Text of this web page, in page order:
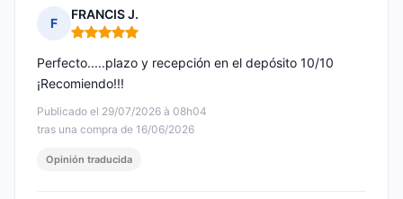
F
FRANCIS J.
Nota: 5 de 5
Publicado el 29/07/2026 à 08h04
tras una compra de 16/06/2026
Perfecto.....plazo y recepción en el depósito 10/10
¡Recomiendo!!!
Opinión traducida